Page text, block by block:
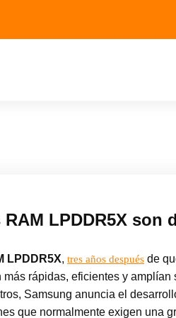
LPDDR5X
LPDDR5X, tres años después de
rápidas, eficientes y
Samsung anuncia el
que normalmente exigen una